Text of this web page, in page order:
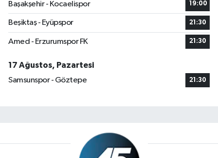
Başakşehir - Kocaelispor
19:00
Beşiktaş - Eyüpspor 21:30
Amed - Erzurumspor FK 21:30
17 Ağustos, Pazartesi
Samsunspor - Göztepe
21:30